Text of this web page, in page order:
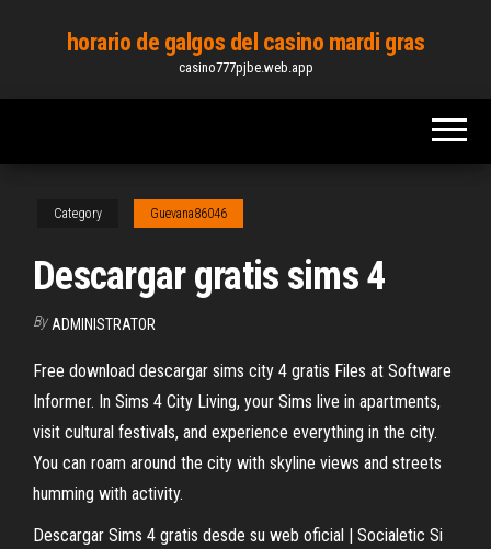
content
horario de galgos del casino mardi gras
casino777pjbe.web.app
Category Guevana86046
Descargar gratis sims 4
By ADMINISTRATOR
Free download descargar sims city 4 gratis Files at Software
Informer. In Sims 4 City Living, your Sims live in apartments,
visit cultural festivals, and experience everything in the city.
You can roam around the city with skyline views and streets
humming with activity.
Descargar Sims 4 gratis desde su web oficial | Socialetic Si